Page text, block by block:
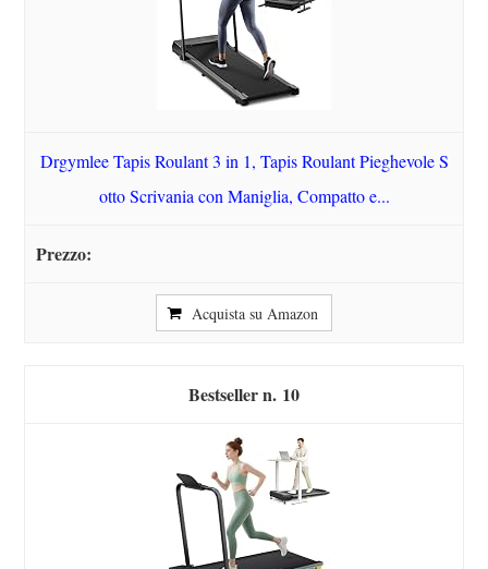
Drgymlee Tapis Roulant 3 in 1, Tapis Roulant Pieghevole S
otto Scrivania con Maniglia, Compatto e...
Acquista su Amazon
10